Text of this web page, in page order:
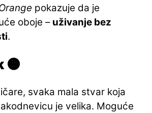
pokazuje da je
oboje – uživanje bez
.
🟠
svaka mala stvar koja
je velika. Moguće